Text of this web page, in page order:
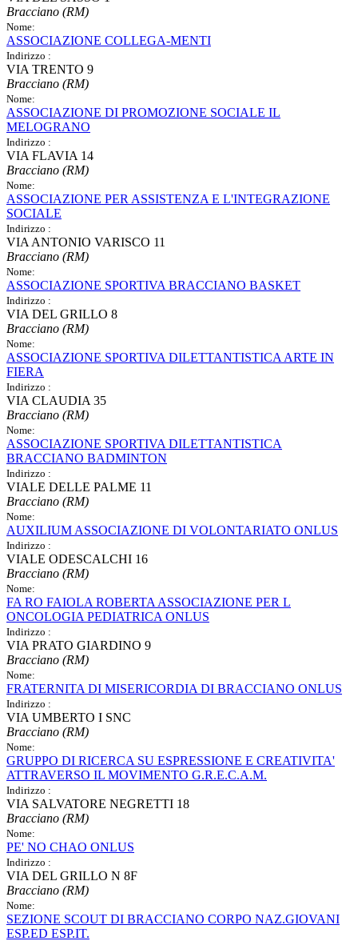
Bracciano (RM)
Nome:
ASSOCIAZIONE COLLEGA-MENTI
Indirizzo :
VIA TRENTO 9
Bracciano (RM)
Nome:
ASSOCIAZIONE DI PROMOZIONE SOCIALE IL
MELOGRANO
Indirizzo :
VIA FLAVIA 14
Bracciano (RM)
Nome:
ASSOCIAZIONE PER ASSISTENZA E L'INTEGRAZIONE
SOCIALE
Indirizzo :
VIA ANTONIO VARISCO 11
Bracciano (RM)
Nome:
ASSOCIAZIONE SPORTIVA BRACCIANO BASKET
Indirizzo :
VIA DEL GRILLO 8
Bracciano (RM)
Nome:
ASSOCIAZIONE SPORTIVA DILETTANTISTICA ARTE IN
FIERA
Indirizzo :
VIA CLAUDIA 35
Bracciano (RM)
Nome:
ASSOCIAZIONE SPORTIVA DILETTANTISTICA
BRACCIANO BADMINTON
Indirizzo :
VIALE DELLE PALME 11
Bracciano (RM)
Nome:
AUXILIUM ASSOCIAZIONE DI VOLONTARIATO ONLUS
Indirizzo :
VIALE ODESCALCHI 16
Bracciano (RM)
Nome:
FA RO FAIOLA ROBERTA ASSOCIAZIONE PER L
ONCOLOGIA PEDIATRICA ONLUS
Indirizzo :
VIA PRATO GIARDINO 9
Bracciano (RM)
Nome:
FRATERNITA DI MISERICORDIA DI BRACCIANO ONLUS
Indirizzo :
VIA UMBERTO I SNC
Bracciano (RM)
Nome:
GRUPPO DI RICERCA SU ESPRESSIONE E CREATIVITA'
ATTRAVERSO IL MOVIMENTO G.R.E.C.A.M.
Indirizzo :
VIA SALVATORE NEGRETTI 18
Bracciano (RM)
Nome:
PE' NO CHAO ONLUS
Indirizzo :
VIA DEL GRILLO N 8F
Bracciano (RM)
Nome:
SEZIONE SCOUT DI BRACCIANO CORPO NAZ.GIOVANI
ESP.ED ESP.IT.